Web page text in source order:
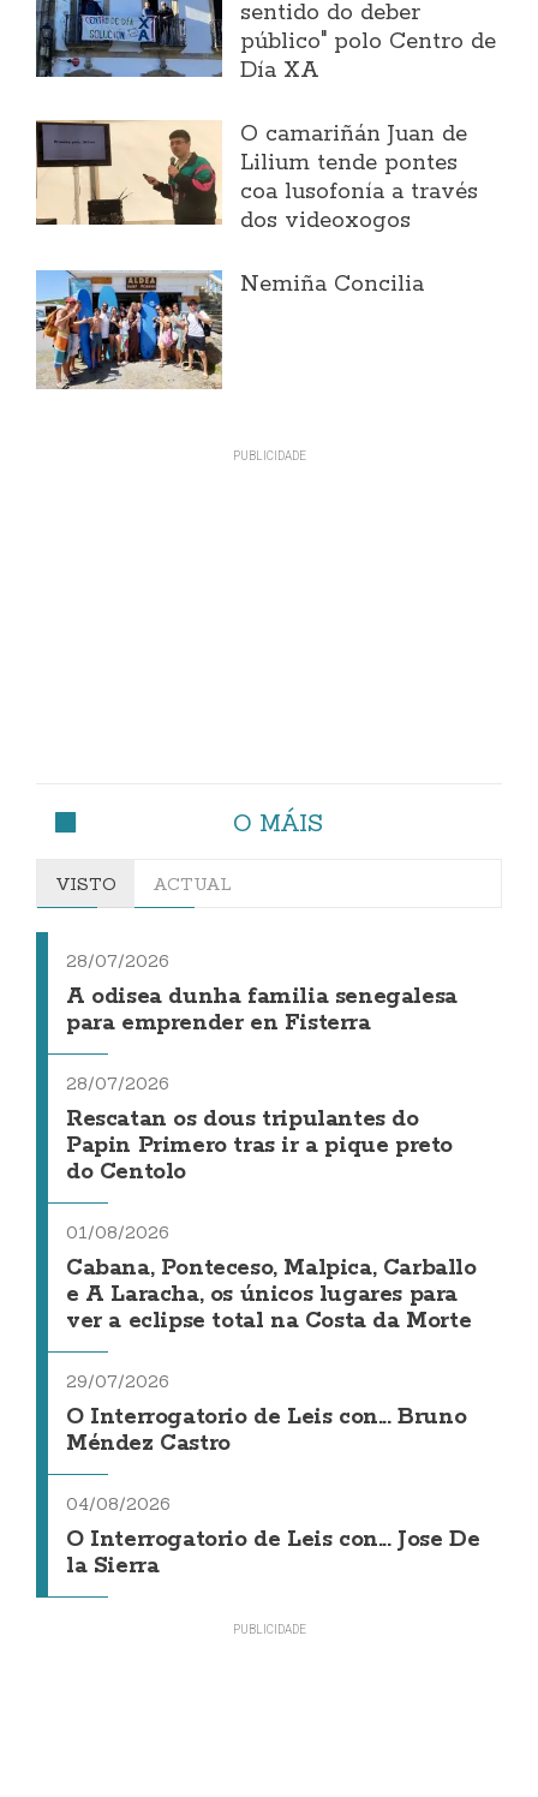
sentido do deber
público" polo Centro de
Día XA
O camariñán Juan de
Lilium tende pontes
coa lusofonía a través
dos videoxogos
Nemiña Concilia
O MÁIS
VISTO ACTUAL
28/07/2026
A odisea dunha familia senegalesa
para emprender en Fisterra
28/07/2026
Rescatan os dous tripulantes do
Papin Primero tras ir a pique preto
do Centolo
01/08/2026
Cabana, Ponteceso, Malpica, Carballo
e A Laracha, os únicos lugares para
ver a eclipse total na Costa da Morte
29/07/2026
O Interrogatorio de Leis con... Bruno
Méndez Castro
04/08/2026
O Interrogatorio de Leis con... Jose De
la Sierra